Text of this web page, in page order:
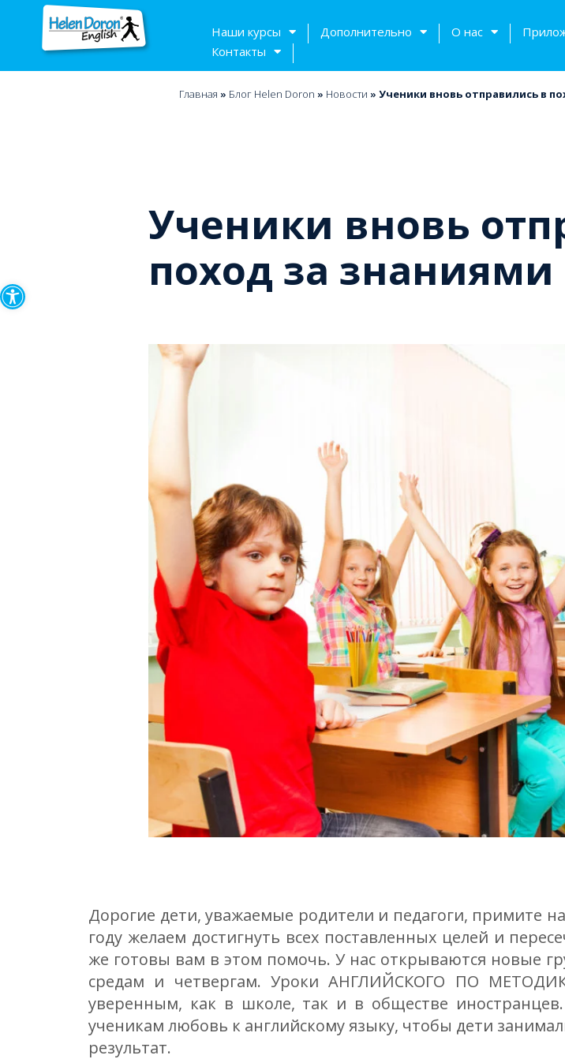
Открыть панель инструментов
Наши курсы Дополнительно О нас
Контакты
Главная » Блог Helen Doron » Новости » Ученики вновь отправились в
Ученики вновь
поход за знаниями
Дорогие дети, уважаемые родители и педагоги, примите
году желаем достигнуть всех поставленных целей и
же готовы вам в этом помочь. У нас открываются новые
средам и четвергам. УрокиАНГЛИЙСКОГО ПО
уверенным, как в школе, так и в обществе
ученикам любовь к английскому языку, чтобы дети
результат.